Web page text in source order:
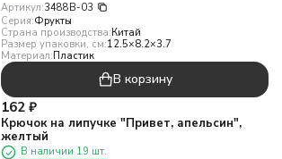
Артикул:3488B-03
Серия:Фрукты
Страна производства:Китай
Размер упаковки, см:12.5×8.2×3.7
Материал:Пластик
В корзину
162 ₽
Крючок на липучке "Привет, апельсин",
желтый
В наличии 19 шт.